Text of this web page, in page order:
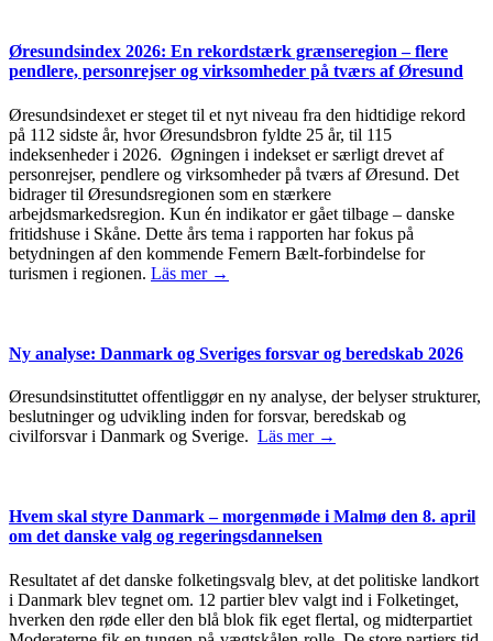
Øresundsindex 2026: En rekordstærk grænseregion – flere
pendlere, personrejser og virksomheder på tværs af Øresund
Øresundsindexet er steget til et nyt niveau fra den hidtidige rekord
på 112 sidste år, hvor Øresundsbron fyldte 25 år, til 115
indeksenheder i 2026. Øgningen i indekset er særligt drevet af
personrejser, pendlere og virksomheder på tværs af Øresund. Det
bidrager til Øresundsregionen som en stærkere
arbejdsmarkedsregion. Kun én indikator er gået tilbage – danske
fritidshuse i Skåne. Dette års tema i rapporten har fokus på
betydningen af den kommende Femern Bælt-forbindelse for
turismen i regionen. Läs mer →
Ny analyse: Danmark og Sveriges forsvar og beredskab 2026
Øresundsinstituttet offentliggør en ny analyse, der belyser strukturer,
beslutninger og udvikling inden for forsvar, beredskab og
civilforsvar i Danmark og Sverige. Läs mer →
Hvem skal styre Danmark – morgenmøde i Malmø den 8. april
om det danske valg og regeringsdannelsen
Resultatet af det danske folketingsvalg blev, at det politiske landkort
i Danmark blev tegnet om. 12 partier blev valgt ind i Folketinget,
hverken den røde eller den blå blok fik eget flertal, og midterpartiet